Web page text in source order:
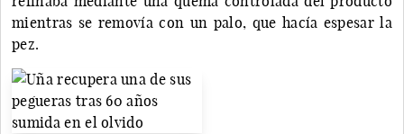
mientras se removía con un palo, que hacía espesar la
pez.